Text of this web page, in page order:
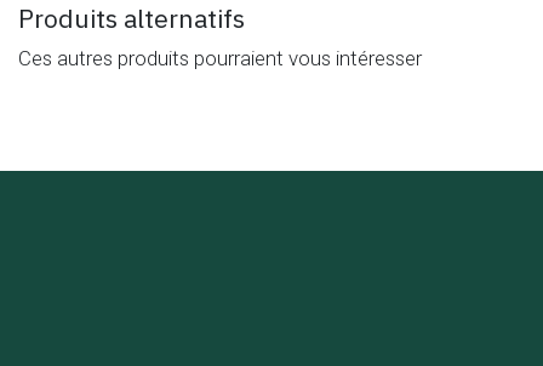
Produits alternatifs
Ces autres produits pourraient vous intéresser